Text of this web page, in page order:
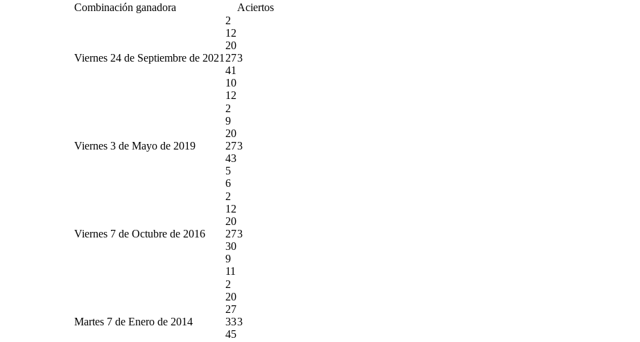
Combinación ganadora Aciertos
Viernes 24 de Septiembre de 2021
2
12
20
27
41
10
12
3
Viernes 3 de Mayo de 2019
2
9
20
27
43
5
6
3
Viernes 7 de Octubre de 2016
2
12
20
27
30
9
11
3
Martes 7 de Enero de 2014
2
20
27
33
45
3